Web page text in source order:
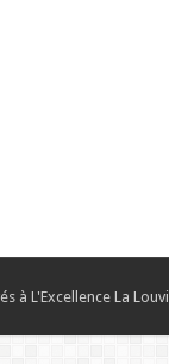
à L'Excellence La